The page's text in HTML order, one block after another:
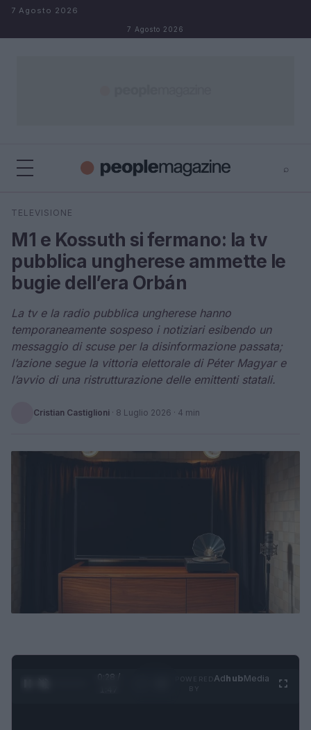
Salta al contenuto
7 Agosto 2026
7 Agosto 2026
⌕
Cerca
TELEVISIONE
M1 e Kossuth si fermano: la tv
pubblica ungherese ammette le
bugie dell’era Orbán
La tv e la radio pubblica ungherese hanno
temporaneamente sospeso i notiziari esibendo un
messaggio di scuse per la disinformazione passata;
l’azione segue la vittoria elettorale di Péter Magyar e
l’avvio di una ristrutturazione delle emittenti statali.
Cristian Castiglioni · 8 Luglio 2026 · 4 min
0:28 /
AdhubMedia